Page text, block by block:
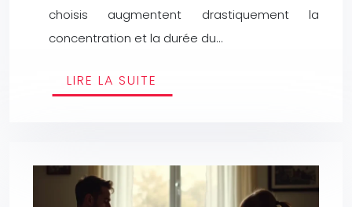
choisis augmentent drastiquement la
concentration et la durée du…
LIRE LA SUITE